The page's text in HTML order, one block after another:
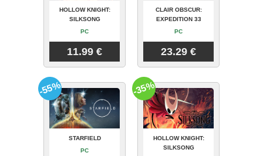
HOLLOW KNIGHT:
SILKSONG
PC
11.99 €
CLAIR OBSCUR:
EXPEDITION 33
PC
23.29 €
STARFIELD
PC
-55%
HOLLOW KNIGHT:
SILKSONG
-35%